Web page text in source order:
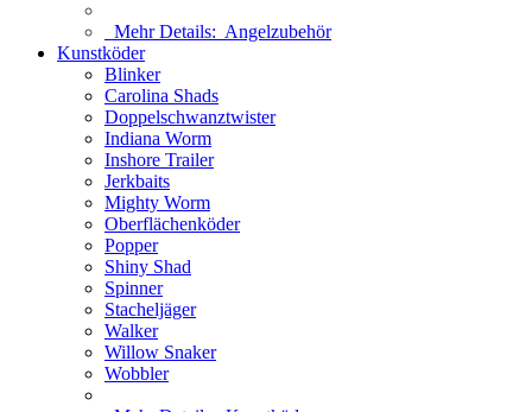
Mehr Details: Angelzubehör
Kunstköder
Blinker
Carolina Shads
Doppelschwanztwister
Indiana Worm
Inshore Trailer
Jerkbaits
Mighty Worm
Oberflächenköder
Popper
Shiny Shad
Spinner
Stacheljäger
Walker
Willow Snaker
Wobbler